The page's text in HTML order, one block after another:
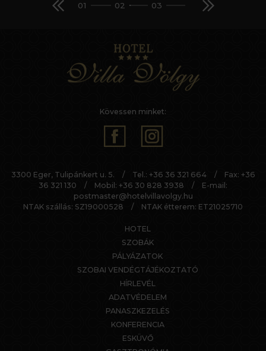
01 02 03
Kövessen minket:
3300 Eger, Tulipánkert u. 5. / Tel.: +36 36 321 664 /
Fax: +36
36 321 130
/ Mobil: +36 30 828 3938 /
E-mail:
postmaster@hotelvillavolgy.hu
NTAK szállás: SZ19000528
/ NTAK étterem: ET21025710
HOTEL
SZOBÁK
PÁLYÁZATOK
SZOBAI VENDÉGTÁJÉKOZTATÓ
HÍRLEVÉL
ADATVÉDELEM
PANASZKEZELÉS
KONFERENCIA
ESKÜVŐ